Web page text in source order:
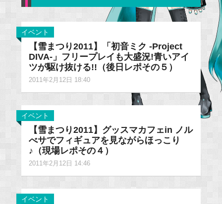
イベント
【雪まつり2011】「初音ミク -Project
DIVA-」フリープレイも大盛況!青いアイ
ツが駆け抜ける!!（後日レポその５）
2011年2月12日 18:40
イベント
【雪まつり2011】グッスマカフェin ノル
べサでフィギュアを見ながらほっこり
♪（現場レポその４）
2011年2月12日 14:46
イベント